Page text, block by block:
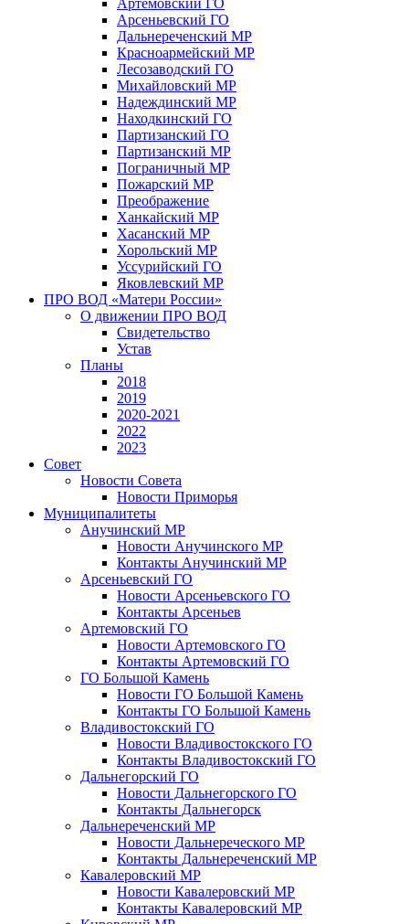
Арсеньевский ГО
Дальнереченский МР
Красноармейский МР
Лесозаводский ГО
Михайловский МР
Надеждинский МР
Находкинский ГО
Партизанский ГО
Партизанский МР
Пограничный МР
Пожарский МР
Преображение
Ханкайский МР
Хасанский МР
Хорольский МР
Уссурийский ГО
Яковлевский МР
ПРО ВОД «Матери России»
О движении ПРО ВОД
Свидетельство
Устав
Планы
2018
2019
2020-2021
2022
2023
Совет
Новости Совета
Новости Приморья
Муниципалитеты
Анучинский МР
Новости Анучинского МР
Контакты Анучинский МР
Арсеньевский ГО
Новости Арсеньевского ГО
Контакты Арсеньев
Артемовский ГО
Новости Артемовского ГО
Контакты Артемовский ГО
ГО Большой Камень
Новости ГО Большой Камень
Контакты ГО Большой Камень
Владивостокский ГО
Новости Владивостокского ГО
Контакты Владивостокский ГО
Дальнегорский ГО
Новости Дальнегорского ГО
Контакты Дальнегорск
Дальнереченский МР
Новости Дальнереческого МР
Контакты Дальнереченский МР
Кавалеровский МР
Новости Кавалеровский МР
Контакты Кавалеровский МР